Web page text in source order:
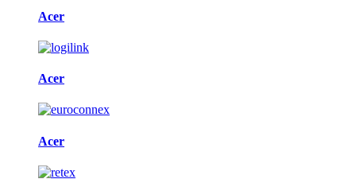
Acer
Acer
Acer